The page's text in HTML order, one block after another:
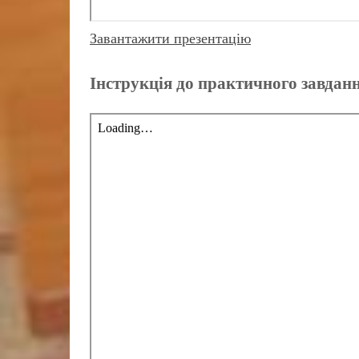
Завантажити презентацію
Інструкція до практичного